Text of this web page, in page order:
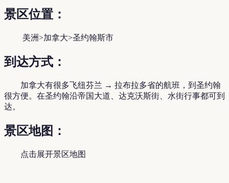
景区位置：
美洲>加拿大>圣约翰斯市
到达方式：
加拿大有很多飞纽芬兰 → 拉布拉多省的航班，到圣约翰
很方便。在圣约翰沿帝国大道、达克沃斯街、水街行事都可到
达。
景区地图：
点击展开景区地图